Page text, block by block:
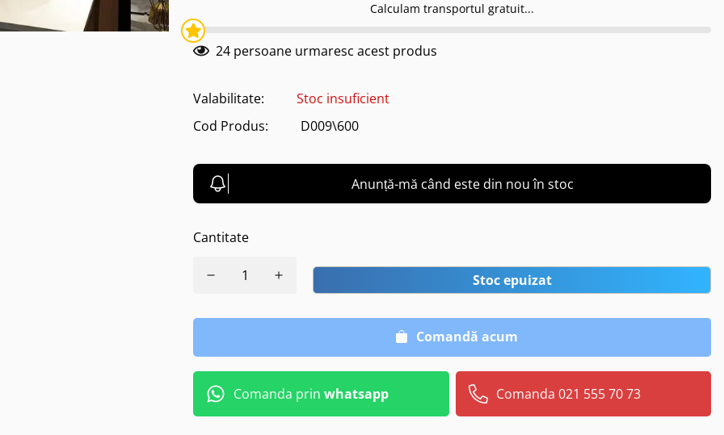
Calculam transportul gratuit...
24 persoane urmaresc acest produs
Valabilitate:
Stoc insuficient
Cod Produs:
D009\600
Anunță-mă când este din nou în stoc
Cantitate
Stoc epuizat
Comandă acum
Comanda prin whatsapp Comanda 021 555 70 73